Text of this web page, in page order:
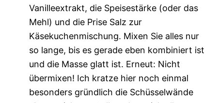
Vanilleextrakt, die Speisestärke (oder das
Mehl) und die Prise Salz zur
Käsekuchenmischung. Mixen Sie alles nur
so lange, bis es gerade eben kombiniert ist
und die Masse glatt ist. Erneut: Nicht
übermixen! Ich kratze hier noch einmal
besonders gründlich die Schüsselwände